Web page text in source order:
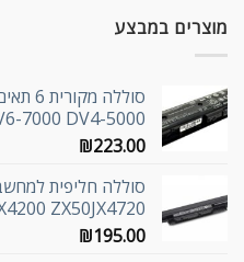
מוצרים במבצע
7000 DV4-5000
₪223.00
ZX50JX4720
₪195.00